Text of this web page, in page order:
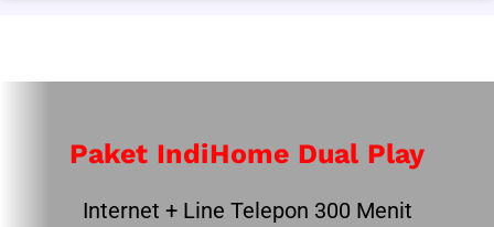
Paket IndiHome Dual Play
Internet + Line Telepon 300 Menit